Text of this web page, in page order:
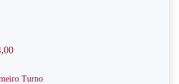
Turno